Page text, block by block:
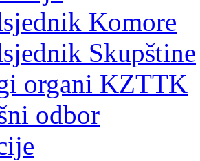
Komore
Skupštine
organi KZTTK
odbor